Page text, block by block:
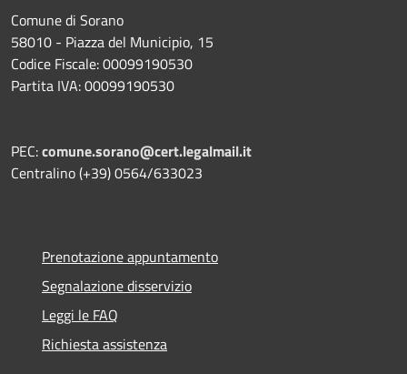
Comune di Sorano
58010 - Piazza del Municipio, 15
Codice Fiscale: 00099190530
Partita IVA: 00099190530
PEC:comune.sorano@cert.legalmail.it
Centralino (+39) 0564/633023
Prenotazione appuntamento
Segnalazione disservizio
Leggi le FAQ
Richiesta assistenza